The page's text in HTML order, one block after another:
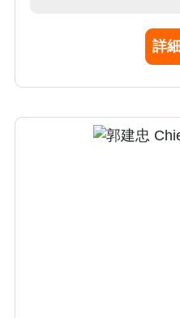
病、登革熱、腸病毒
2020年的新型冠狀病
勵，不計一切代價。
會有緊張，但我仍得
詳